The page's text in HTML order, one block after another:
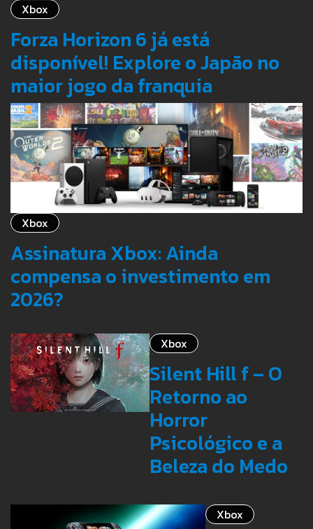
Xbox
Forza Horizon 6 já está
disponível! Explore o Japão no
maior jogo da franquia
Xbox
Assinatura Xbox: Ainda
compensa o investimento em
2026?
Xbox
Silent Hill f – O
Retorno ao
Horror
Psicológico e a
Beleza do Medo
Xbox